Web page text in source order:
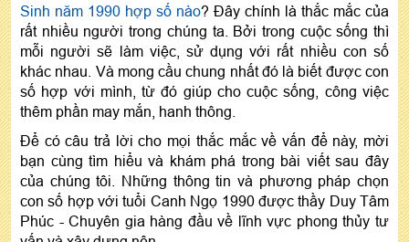
Sinh năm 1990 hợp số nào? Đây chính là thắc mắc của
rất nhiều người trong chúng ta. Bởi trong cuộc sống thì
mỗi người sẽ làm việc, sử dụng với rất nhiều con số
khác nhau. Và mong cầu chung nhất đó là biết được con
số hợp với mình, từ đó giúp cho cuộc sống, công việc
thêm phần may mắn, hanh thông.
Để có câu trả lời cho mọi thắc mắc về vấn để này, mời
bạn cùng tìm hiểu và khám phá trong bài viết sau đây
của chúng tôi. Những thông tin và phương pháp chọn
con số hợp với tuổi Canh Ngọ 1990 được thầy Duy Tâm
Phúc - Chuyên gia hàng đầu về lĩnh vực phong thủy tư